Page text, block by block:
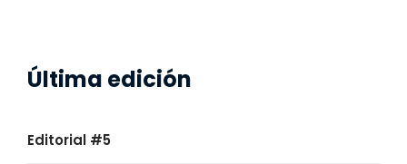
Última edición
Editorial #5